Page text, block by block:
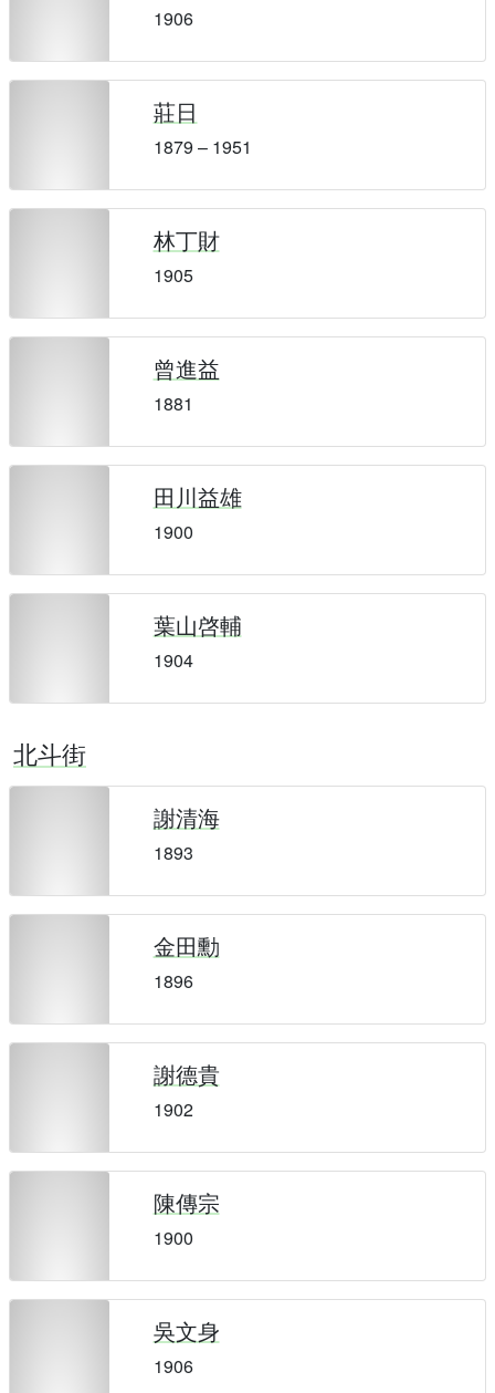
1906
莊日
1879 – 1951
林丁財
1905
曾進益
1881
田川益雄
1900
葉山啓輔
1904
北斗街
謝清海
1893
金田勳
1896
謝德貴
1902
陳傳宗
1900
吳文身
1906